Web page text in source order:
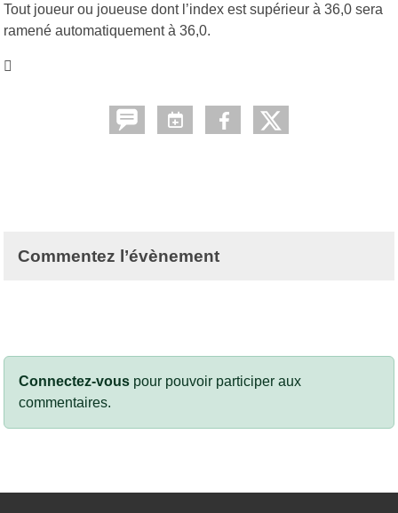
Tout joueur ou joueuse dont l’index est supérieur à 36,0 sera
ramené automatiquement à 36,0.

Commentez l’évènement
Connectez-vous pour pouvoir participer aux
commentaires.